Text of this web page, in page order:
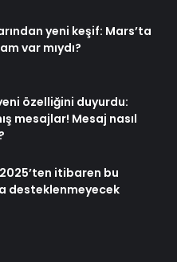
yeni keşif: Mars’ta
var mıydı?
özelliğini duyurdu:
mesajlar! Mesaj nasıl
itibaren bu
desteklenmeyecek